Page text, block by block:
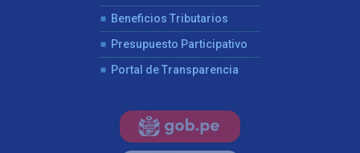
Beneficios Tributarios
Presupuesto Participativo
Portal de Transparencia